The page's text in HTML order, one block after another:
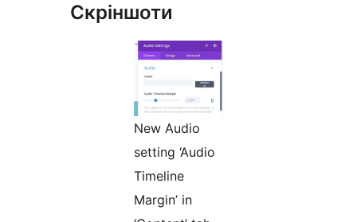
Скріншоти
New Audio
setting ‘Audio
Timeline
Margin’ in